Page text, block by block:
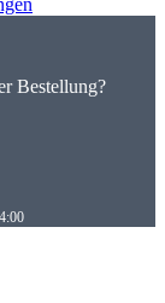
Bestellung?